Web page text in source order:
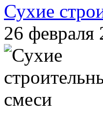
Сухие
26 февраля